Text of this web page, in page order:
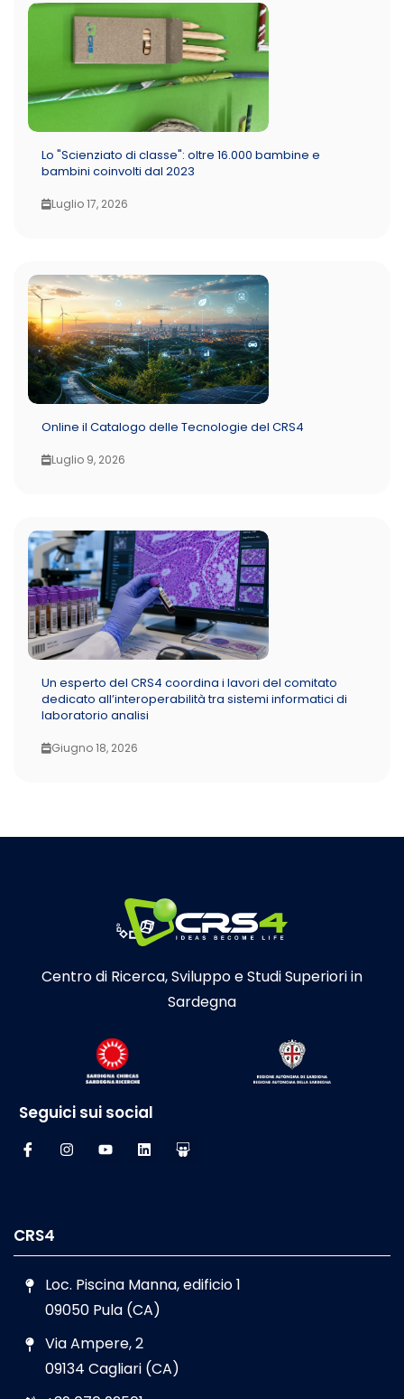
Lo "Scienziato di classe": oltre 16.000 bambine e
bambini coinvolti dal 2023
Luglio 17, 2026
Online il Catalogo delle Tecnologie del CRS4
Luglio 9, 2026
Un esperto del CRS4 coordina i lavori del comitato
dedicato all’interoperabilità tra sistemi informatici di
laboratorio analisi
Giugno 18, 2026
Centro di Ricerca, Sviluppo e Studi Superiori in
Sardegna
Seguici sui social
CRS4
Loc. Piscina Manna, edificio 1
09050 Pula (CA)
Via Ampere, 2
09134 Cagliari (CA)